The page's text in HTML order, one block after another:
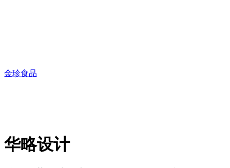
金珍食品
华略设计